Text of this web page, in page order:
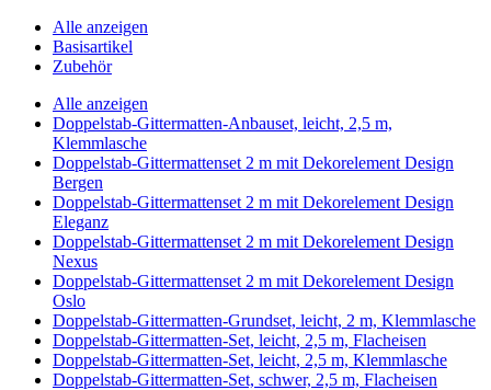
Alle anzeigen
Basisartikel
Zubehör
Alle anzeigen
Doppelstab-Gittermatten-Anbauset, leicht, 2,5 m,
Klemmlasche
Doppelstab-Gittermattenset 2 m mit Dekorelement Design
Bergen
Doppelstab-Gittermattenset 2 m mit Dekorelement Design
Eleganz
Doppelstab-Gittermattenset 2 m mit Dekorelement Design
Nexus
Doppelstab-Gittermattenset 2 m mit Dekorelement Design
Oslo
Doppelstab-Gittermatten-Grundset, leicht, 2 m, Klemmlasche
Doppelstab-Gittermatten-Set, leicht, 2,5 m, Flacheisen
Doppelstab-Gittermatten-Set, leicht, 2,5 m, Klemmlasche
Doppelstab-Gittermatten-Set, schwer, 2,5 m, Flacheisen